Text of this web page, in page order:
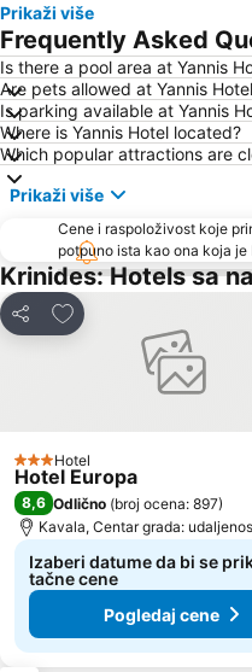
Prikaži više
Frequently Asked
Is there a pool area at Yannis
Are pets allowed at Yannis
Is parking available at Yannis
Where is Yannis Hotel located?
Which popular attractions are
Prikaži više
Cene i raspoloživost koje
potpuno ista kao ona koja
Krinides: Hotels sa
Deli
Dodati u favorite
3 Zvezdice
Hotel
Hotel Europa
8,6 Odlično (broj ocena: 897)
Kavala, Centar grada:
Izaberi datume da bi se
tačne cene
Pogledaj cene